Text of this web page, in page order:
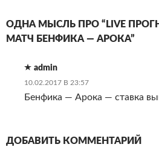
ОДНА МЫСЛЬ ПРО “LIVE
МАТЧ БЕНФИКА — АРОКА”
admin
10.02.2017 В 23:57
Бенфика — Арока — ставка
ДОБАВИТЬ КОММЕНТАРИЙ